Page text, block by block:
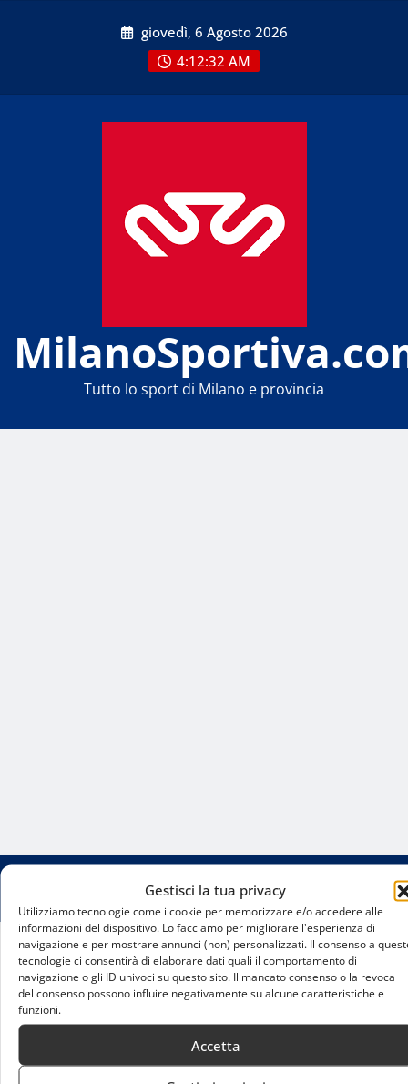
Gestisci la tua privacy
Utilizziamo tecnologie come i cookie per memorizzare e/o accedere alle
informazioni del dispositivo. Lo facciamo per migliorare l'esperienza di
navigazione e per mostrare annunci (non) personalizzati. Il consenso a
tecnologie ci consentirà di elaborare dati quali il comportamento di
navigazione o gli ID univoci su questo sito. Il mancato consenso o la revoca
del consenso possono influire negativamente su alcune caratteristiche e
funzioni.
Accetta
giovedì, 6 Agosto 2026
4:12:32 AM
Tutto lo sport di Milano e provincia
Home
Città di Milano Beach Soccer nella Poule Scudetto
2026